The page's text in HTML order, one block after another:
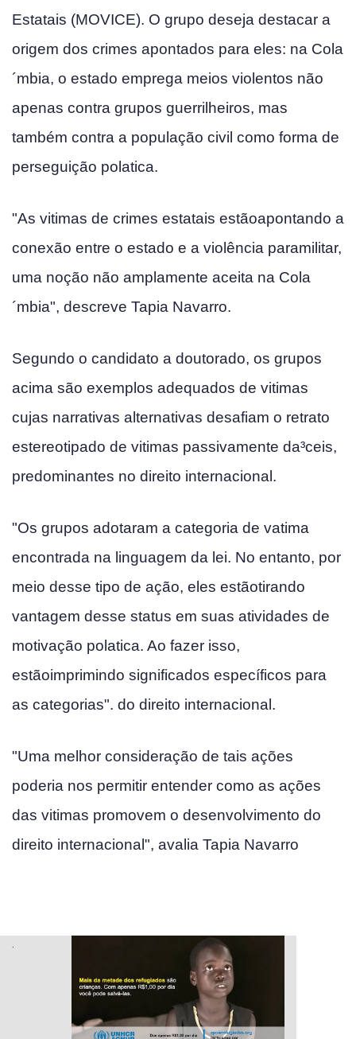
Estatais (MOVICE). O grupo deseja destacar a
origem dos crimes apontados para eles: na Cola
´mbia, o estado emprega meios violentos não
apenas contra grupos guerrilheiros, mas
também contra a população civil como forma de
perseguição pola­tica.
"As vitimas de crimes estatais estãoapontando a
conexão entre o estado e a violência paramilitar,
uma noção não amplamente aceita na Cola
´mbia", descreve Tapia Navarro.
Segundo o candidato a doutorado, os grupos
acima são exemplos adequados de vitimas
cujas narrativas alternativas desafiam o retrato
estereotipado de vitimas passivamente da³ceis,
predominantes no direito internacional.
"Os grupos adotaram a categoria de va­tima
encontrada na linguagem da lei. No entanto, por
meio desse tipo de ação, eles estãotirando
vantagem desse status em suas atividades de
motivação pola­tica. Ao fazer isso,
estãoimprimindo significados específicos para
as categorias". do direito internacional.
"Uma melhor consideração de tais ações
poderia nos permitir entender como as ações
das vitimas promovem o desenvolvimento do
direito internacional", avalia Tapia Navarro